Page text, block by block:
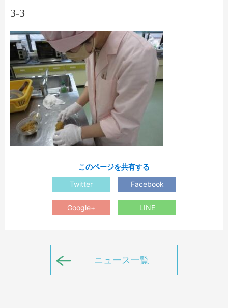
3‐3
このページを共有する
Twitter
Facebook
Google+ LINE
ニュース一覧